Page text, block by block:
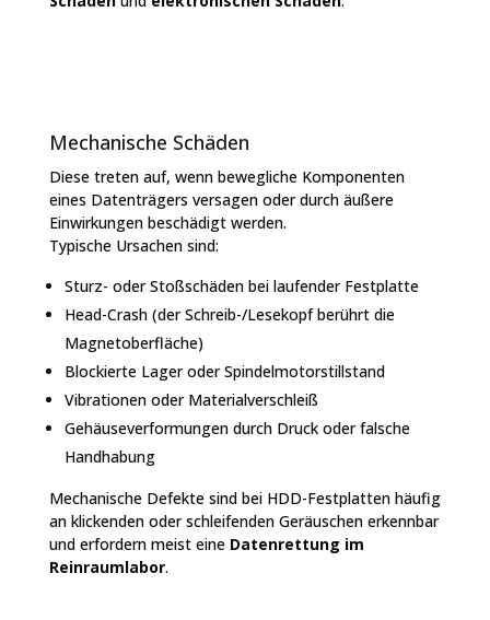
Mechanische Schäden
Diese treten auf, wenn bewegliche Komponenten
eines Datenträgers versagen oder durch äußere
Einwirkungen beschädigt werden.
Typische Ursachen sind:
Sturz- oder Stoßschäden bei laufender Festplatte
Head-Crash (der Schreib-/Lesekopf berührt die
Magnetoberfläche)
Blockierte Lager oder Spindelmotorstillstand
Vibrationen oder Materialverschleiß
Gehäuseverformungen durch Druck oder falsche
Handhabung
Mechanische Defekte sind bei HDD-Festplatten häufig
an klickenden oder schleifenden Geräuschen erkennbar
und erfordern meist eine Datenrettung im
Reinraumlabor.